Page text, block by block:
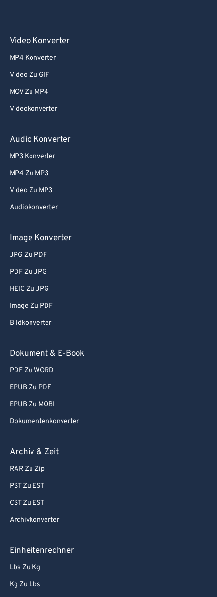
Video Konverter
MP4 Konverter
Video Zu GIF
MOV Zu MP4
Videokonverter
Audio Konverter
MP3 Konverter
MP4 Zu MP3
Video Zu MP3
Audiokonverter
Image Konverter
JPG Zu PDF
PDF Zu JPG
HEIC Zu JPG
Image Zu PDF
Bildkonverter
Dokument & E-Book
PDF Zu WORD
EPUB Zu PDF
EPUB Zu MOBI
Dokumentenkonverter
Archiv & Zeit
RAR Zu Zip
PST Zu EST
CST Zu EST
Archivkonverter
Einheitenrechner
Lbs Zu Kg
Kg Zu Lbs